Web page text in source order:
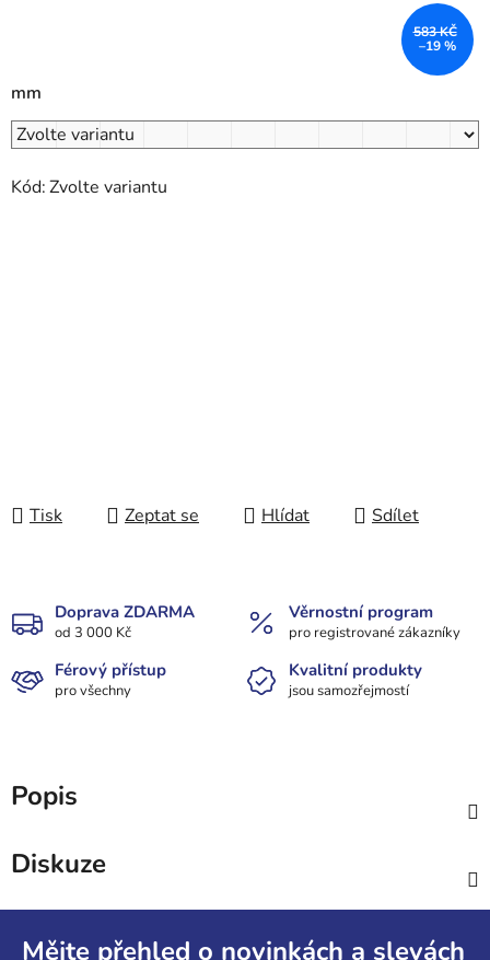
mm
Kód:Zvolte variantu
Tisk Zeptat se Hlídat Sdílet
583 KČ
–19 %
Doprava ZDARMA
od 3 000 Kč
Věrnostní program
pro registrované zákazníky
Férový přístup
pro všechny
Kvalitní produkty
jsou samozřejmostí
Popis
Diskuze
Mějte přehled o novinkách a slevách